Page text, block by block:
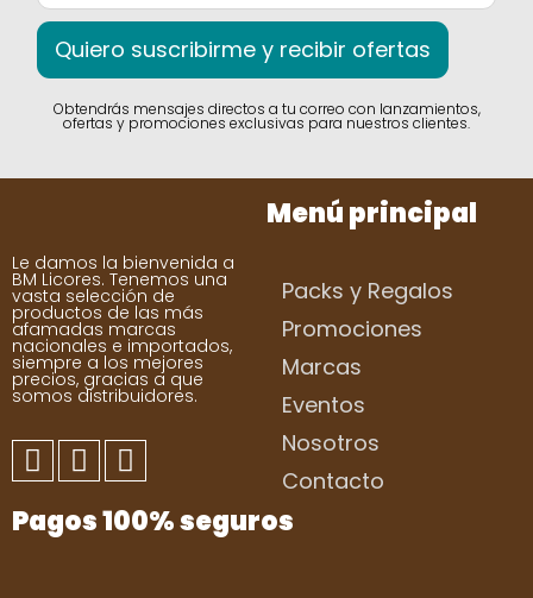
Quiero suscribirme y recibir ofertas
Obtendrás mensajes directos a tu correo con lanzamientos,
ofertas y promociones exclusivas para nuestros clientes.
Le damos la bienvenida a
BM Licores. Tenemos una
vasta selección de
productos de las más
afamadas marcas
nacionales e importados,
siempre a los mejores
precios, gracias a que
somos distribuidores.
Menú principal
Packs y Regalos
Promociones
Marcas
Eventos
Nosotros
Contacto
Pagos 100% seguros